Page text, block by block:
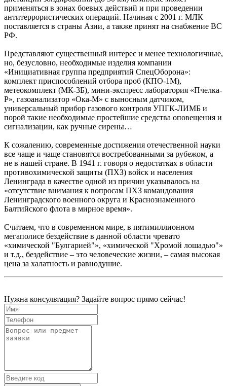
применяться в зонах боевых действий и при проведении
антитеррористических операций. Начиная с 2001 г. МЛК
поставляется в страны Азии, а также принят на снабжение ВС
РФ.
Представляют существенный интерес и менее технологичные,
но, безусловно, необходимые изделия компании
«Инициативная группа предприятий СпецОборона»:
комплект приспособлений отбора проб (КПО-1М),
метеокомплект (МК-3Б), мини-экспресс лаборатория «Пчелка-
Р», газоанализатор «Ока-М» с выносным датчиком,
универсальный прибор газового контроля УПГК-ЛИМБ и
порой такие необходимые простейшие средства оповещения и
сигнализации, как ручные сирены…
К сожалению, современные достижения отечественной науки
все чаще и чаще становятся востребованными за рубежом, а
не в нашей стране. В 1941 г. говоря о недостатках в области
противохимической защиты (ПХЗ) войск и населения
Ленинграда в качестве одной из причин указывалось на
«отсутствие внимания к вопросам ПХЗ командования
Ленинградского военного округа и Краснознаменного
Балтийского флота в мирное время».
Считаем, что в современном мире, в пятимиллионном
мегаполисе бездействие в данной области чревато
«химической "Булгарией"», «химической "Хромой лошадью"»
и т.д., бездействие – это человеческие жизни, – самая высокая
цена за халатность и равнодушие.
Нужна консультация? Задайте вопрос прямо сейчас!